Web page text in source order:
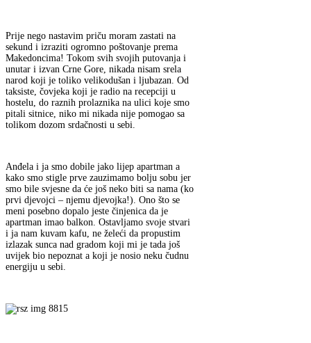
Prije nego nastavim priču moram zastati na
sekund i izraziti ogromno poštovanje prema
Makedoncima! Tokom svih svojih putovanja i
unutar i izvan Crne Gore, nikada nisam srela
narod koji je toliko velikodušan i ljubazan. Od
taksiste, čovjeka koji je radio na recepciji u
hostelu, do raznih prolaznika na ulici koje smo
pitali sitnice, niko mi nikada nije pomogao sa
tolikom dozom srdačnosti u sebi.
Anđela i ja smo dobile jako lijep apartman a
kako smo stigle prve zauzimamo bolju sobu jer
smo bile svjesne da će još neko biti sa nama (ko
prvi djevojci – njemu djevojka!). Ono što se
meni posebno dopalo jeste činjenica da je
apartman imao balkon. Ostavljamo svoje stvari
i ja nam kuvam kafu, ne želeći da propustim
izlazak sunca nad gradom koji mi je tada još
uvijek bio nepoznat a koji je nosio neku čudnu
energiju u sebi.